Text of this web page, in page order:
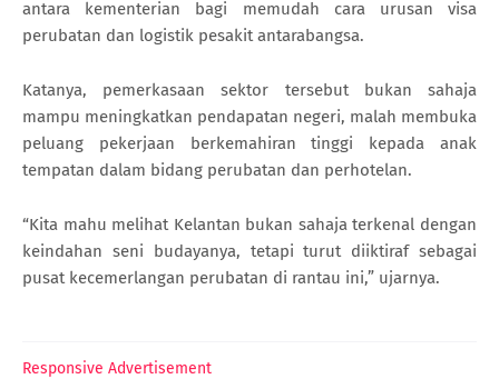
antara kementerian bagi memudah cara urusan visa
perubatan dan logistik pesakit antarabangsa.
Katanya, pemerkasaan sektor tersebut bukan sahaja
mampu meningkatkan pendapatan negeri, malah membuka
peluang pekerjaan berkemahiran tinggi kepada anak
tempatan dalam bidang perubatan dan perhotelan.
“Kita mahu melihat Kelantan bukan sahaja terkenal dengan
keindahan seni budayanya, tetapi turut diiktiraf sebagai
pusat kecemerlangan perubatan di rantau ini,” ujarnya.
Responsive Advertisement